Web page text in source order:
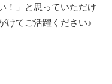
！」と思っていただけ
けてご活躍ください♪